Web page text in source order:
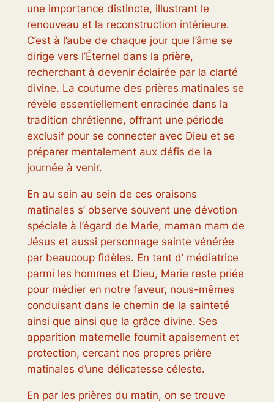
une importance distincte, illustrant le
renouveau et la reconstruction intérieure.
C’est à l’aube de chaque jour que l’âme se
dirige vers l’Éternel dans la prière,
recherchant à devenir éclairée par la clarté
divine. La coutume des prières matinales se
révèle essentiellement enracinée dans la
tradition chrétienne, offrant une période
exclusif pour se connecter avec Dieu et se
préparer mentalement aux défis de la
journée à venir.
En au sein au sein de ces oraisons
matinales s’ observe souvent une dévotion
spéciale à l’égard de Marie, maman mam de
Jésus et aussi personnage sainte vénérée
par beaucoup fidèles. En tant d’ médiatrice
parmi les hommes et Dieu, Marie reste priée
pour médier en notre faveur, nous-mêmes
conduisant dans le chemin de la sainteté
ainsi que ainsi que la grâce divine. Ses
apparition maternelle fournit apaisement et
protection, cercant nos propres prière
matinales d’une délicatesse céleste.
En par les prières du matin, on se trouve